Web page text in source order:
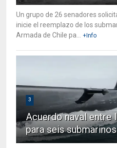
Un grupo de 26 senadores
inicie el reemplazo de los
Armada de Chile pa...
+Info
3
Acuerdo naval entre
para seis